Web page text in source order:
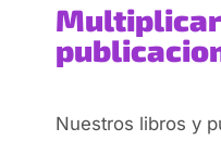
Nuestros libros y